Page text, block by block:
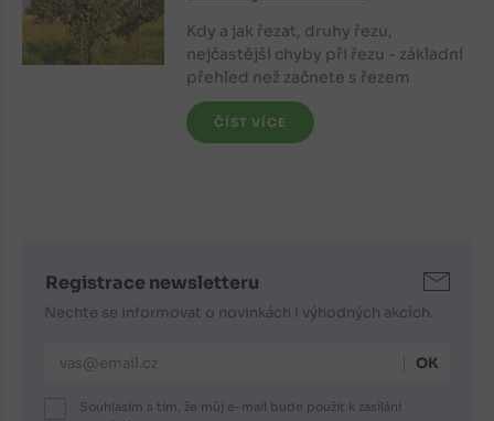
Kdy a jak řezat, druhy řezu,
nejčastější chyby při řezu - základní
přehled než začnete s řezem
ČÍST VÍCE
Registrace newsletteru
Nechte se informovat o novinkách i výhodných akcích.
E-mailová adresa
Souhlasím s tím, že můj e-mail bude použit k zasílání